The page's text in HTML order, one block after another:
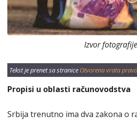
Izvor
Tekst je prenet sa stranice Otvorena vrata
Propisi u oblasti računovodstva
Srbija trenutno ima dva zakona o